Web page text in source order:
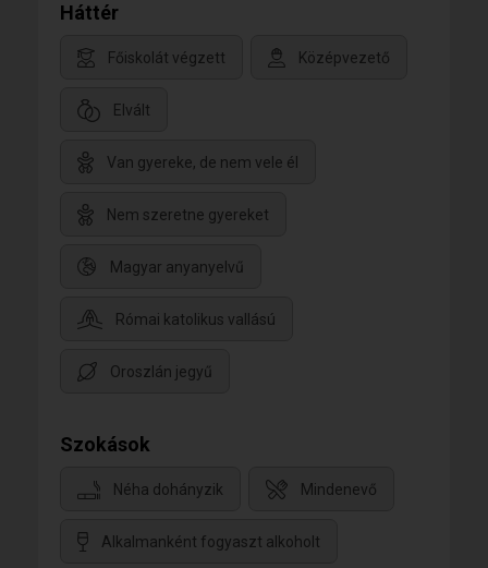
Háttér
Főiskolát végzett Középvezető
Elvált
Van gyereke, de nem vele él
Nem szeretne gyereket
Magyar anyanyelvű
Római katolikus vallású
Oroszlán jegyű
Szokások
Néha dohányzik Mindenevő
Alkalmanként fogyaszt alkoholt